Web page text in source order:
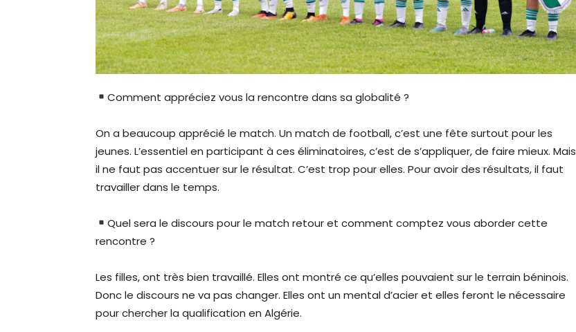
Comment appréciez vous la rencontre dans sa globalité ?
On a beaucoup apprécié le match. Un match de football, c’est une fête surtout pour les
jeunes. L’essentiel en participant à ces éliminatoires, c’est de s’appliquer, de faire mieux. Mais
il ne faut pas accentuer sur le résultat. C’est trop pour elles. Pour avoir des résultats, il faut
travailler dans le temps.
Quel sera le discours pour le match retour et comment comptez vous aborder cette
rencontre ?
Les filles, ont très bien travaillé. Elles ont montré ce qu’elles pouvaient sur le terrain béninois.
Donc le discours ne va pas changer. Elles ont un mental d’acier et elles feront le nécessaire
pour chercher la qualification en Algérie.